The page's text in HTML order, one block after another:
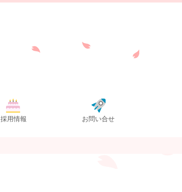
採用情報 お問い合せ